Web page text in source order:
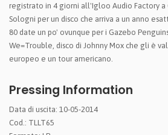
registrato in 4 giorni all'Igloo Audio Factory a
Sologni per un disco che arriva a un anno
80 date un po' ovunque per i Gazebo
We=Trouble, disco di Johnny Mox che gli è
europeo e un tour americano.
Pressing Information
Data di uscita: 10-05-2014
Cod.: TLLT65